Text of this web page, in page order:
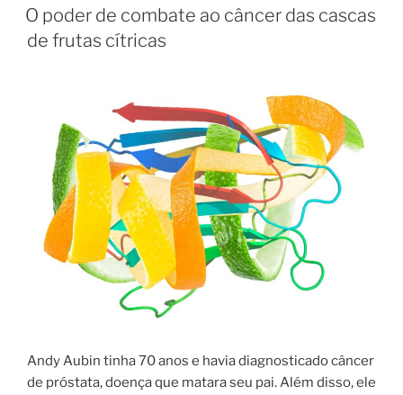
EM
O poder de combate ao câncer das cascas
de frutas cítricas
Andy Aubin tinha 70 anos e havia diagnosticado câncer
de próstata, doença que matara seu pai. Além disso, ele